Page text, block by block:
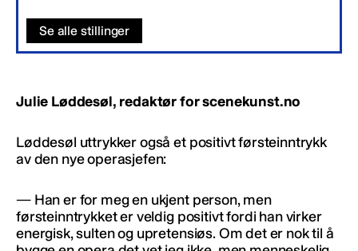
Se alle stillinger
Julie Løddesøl, redaktør for scenekunst.no
Løddesøl uttrykker også et positivt førsteinntrykk
av den nye operasjefen:
— Han er for meg en ukjent person, men
førsteinntrykket er veldig positivt fordi han virker
energisk, sulten og upretensiøs. Om det er nok til å